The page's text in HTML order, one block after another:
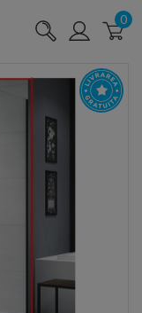
0